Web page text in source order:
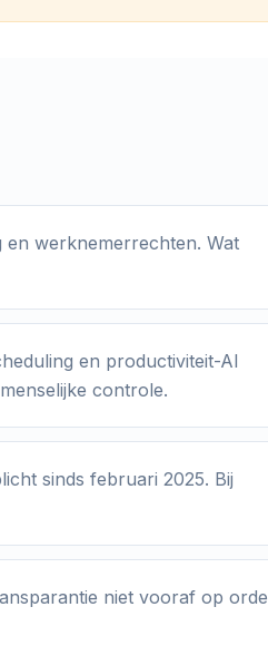
en werknemerrechten. Wat
en productiviteit-AI
controle.
sinds februari 2025. Bij
niet vooraf op orde